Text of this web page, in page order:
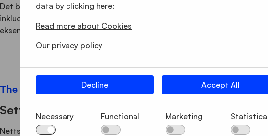
Det betyr at alle sidene er enkle å lese og se for alle målgrupper i
inkluderer derfor også personer med en eller flere funksjonsnedsettelser,
eksempel nedsatt syn eller lese- og skriveferdigheter.
The result
Sette rådgivere i sentrum av den digitale
Nettsiden har fått et friskt utseende og oppfyller dagens moderne krav.
data by clicking here:
Read more about Cookies
Our privacy policy
Decline Accept All
Necessary Functional Marketing Statistical